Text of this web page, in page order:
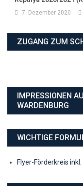
7. Dezember 2020
ZUGANG ZUM
IMPRESSIONEN
WARDENBURG
WICHTIGE
Flyer-Förderkreis